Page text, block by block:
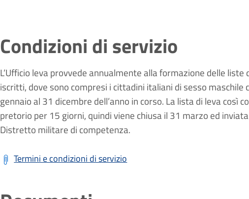
Condizioni di servizio
L’Ufficio leva provvede annualmente alla formazione delle liste
iscritti, dove sono compresi i cittadini italiani di sesso maschile
gennaio al 31 dicembre dell’anno in corso. La lista di leva così
pretorio per 15 giorni, quindi viene chiusa il 31 marzo ed
Distretto militare di competenza.
Termini e condizioni di servizio